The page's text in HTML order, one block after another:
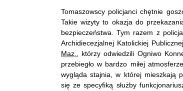
Tomaszowscy policjanci chętnie
Takie wizyty to okazja do
bezpieczeństwa. Tym razem z
Archidiecezjalnej Katolickiej
Maz., którzy odwiedzili Ogniwo
przebiegło w bardzo miłej atmosferze
wygląda stajnia, w której mieszkają
się ze specyfiką służby